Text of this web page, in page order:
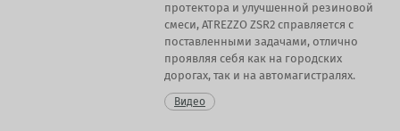
протектора и улучшенной резиновой
смеси, ATREZZO ZSR2 справляется с
поставленными задачами, отлично
проявляя себя как на городских
дорогах, так и на автомагистралях.
Видео